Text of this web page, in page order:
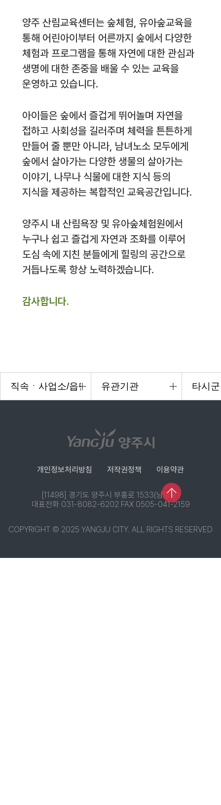
양주 산림교육센터는 숲체험, 유아숲교육을
통해 어린아이부터 어른까지 숲에서 다양한
체험과 프로그램을 통해 자연에 대한 관심과
생명에 대한 존중을 배울 수 있는 교육을
운영하고 있습니다.
아이들은 숲에서 즐겁게 뛰어놀며 자연을
접하고 사회성을 길러주며 체력을 튼튼하게
만들어 줄 뿐만 아니라, 남녀노소 모두에게
숲에서 살아가는 다양한 생물의 살아가는
이야기, 나무나 식물에 대한 지식 등의
지식을 제공하는 복합적인 교육공간입니다.
양주시 내 산림욕장 및 유아숲체험원에서
누구나 쉽고 즐겁게 자연과 조화를 이루어
도심 속에 지친 분들에게 힐링의 공간으로
거듭나도록 항상 노력하겠습니다.
감사합니다.
개인정보처리방침 저작권정책 이용약관
[11498] 경기도 양주시 부흥로 1533(남방동)
대표전화 031-8082-6202 FAX 0505-041-2159
COPYRIGHT © 2025 YANGJU CITY. ALL RIGHTS RESERVED